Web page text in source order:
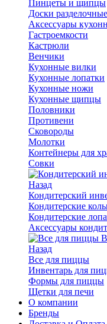
Пинцеты и щипцы
Доски разделочные
Аксессуары
Гастроемкости
Кастрюли
Венчики
Кухонные вилки
Кухонные лопатки
Кухонные ножи
Кухонные щипцы
Половники
Противени
Сковороды
Молотки
Контейнеры для
Совки
Назад
Кондитерский
Кондитерские
Кондитерские
Аксессуары
Назад
Все для пиццы
Инвентарь для
Формы для пиццы
Щетки для печи
О компании
Бренды